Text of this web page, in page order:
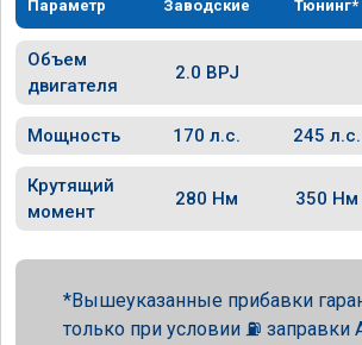
Параметр Заводские Тюнинг*
Объем
двигателя
2.0 BPJ
Мощность 170 л.с. 245 л.с.
Крутящий
момент
280 Нм 350 Нм
Вышеуказанные прибавки
только при условии ⛽